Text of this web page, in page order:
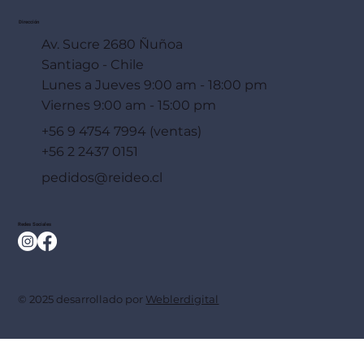
Dirección
Av. Sucre 2680 Ñuñoa
Santiago - Chile
Lunes a Jueves 9:00 am - 18:00 pm
Viernes 9:00 am - 15:00 pm
+56 9 4754 7994 (ventas)
+56 2 2437 0151
pedidos@reideo.cl
Redes Sociales
© 2025 desarrollado por Weblerdigital